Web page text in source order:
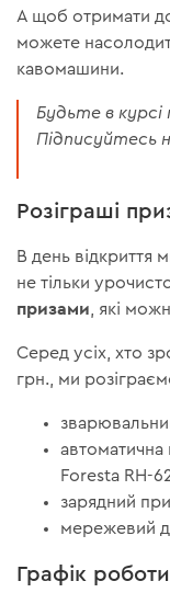
А щоб отримати
можете
кавомашини.
Будьте в курсі
Підписуйтесь
Розіграші
В день відкриття
не тільки
призами , які
Серед усіх, хто
грн., ми
Foresta RH-
зарядний
мережевий
Графік